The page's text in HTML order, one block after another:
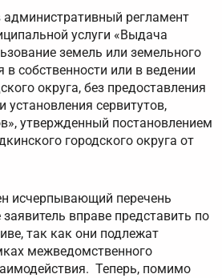
административный регламент
услуги «Выдача
земель или земельного
в собственности или в ведении
округа, без предоставления
установления сервитутов,
утвержденный постановлением
городского округа от
исчерпывающий перечень
вправе представить по
так как они подлежат
межведомственного
Теперь, помимо